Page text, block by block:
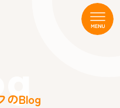
のBlog